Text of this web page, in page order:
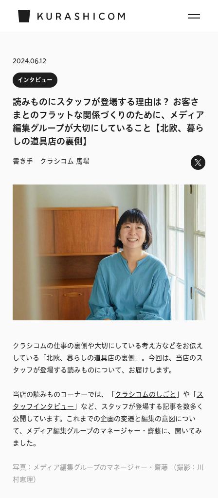
2024.06.12
インタビュー
読みものにスタッフが登場する理由は？ お客さ
まとのフラットな関係づくりのために、メディア
編集グループが大切にしていること【北欧、暮ら
しの道具店の裏側】
書き手 クラシコム 馬場
クラシコムの仕事の裏側や大切にしている考え方などをお伝え
している「北欧、暮らしの道具店の裏側」。今回は、当店のス
タッフが登場する読みものについて、お届けします。
当店の読みものコーナーでは、「 クラシコムのしごと 」や「
ス
タッフインタビュー 」など、スタッフが登場する記事を数多く
公開しています。これまでの企画の変遷と編集の意図につい
て、メディア編集グループのマネージャー・齋藤に、聞いてみ
ました。
写真：メディア編集グループのマネージャー・齋藤 （撮影：川
村恵理）